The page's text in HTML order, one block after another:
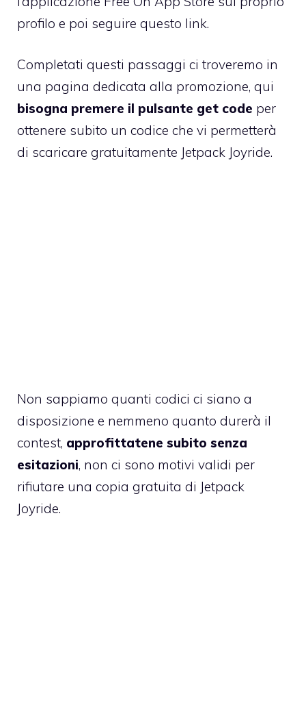
profilo e poi seguire questo link.
Completati questi passaggi ci troveremo in
una pagina dedicata alla promozione, qui
bisogna premere il pulsante get code per
ottenere subito un codice che vi permetterà
di scaricare gratuitamente Jetpack Joyride.
Non sappiamo quanti codici ci siano a
disposizione e nemmeno quanto durerà il
contest, approfittatene subito senza
esitazioni, non ci sono motivi validi per
rifiutare una copia gratuita di Jetpack
Joyride.